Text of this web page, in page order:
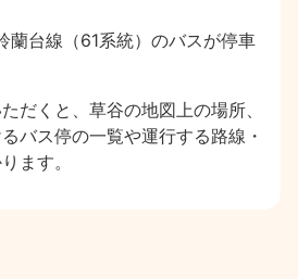
蘭台線（61系統）のバスが停車
だくと、草谷の地図上の場所、
バス停の一覧や運行する路線・
ます。